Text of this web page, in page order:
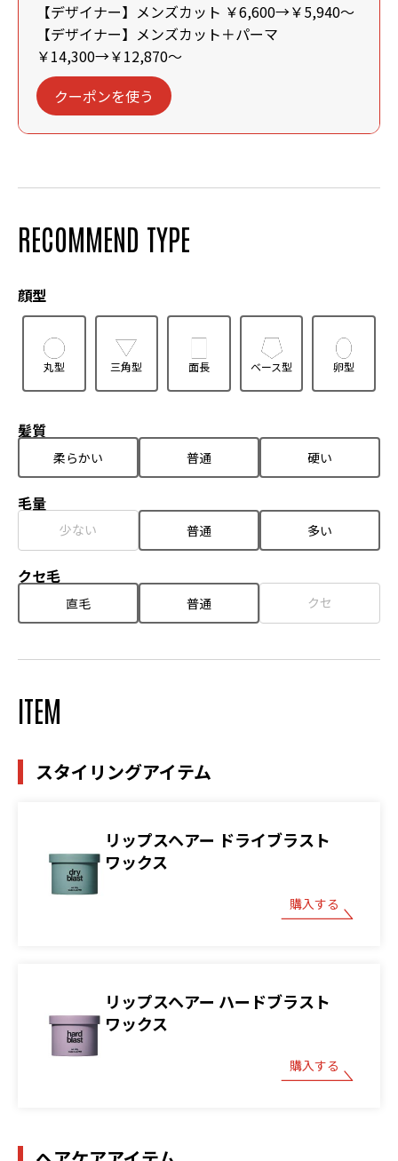
【デザイナー】メンズカット ￥6,600→￥5,940～
【デザイナー】メンズカット＋パーマ
￥14,300→￥12,870～
クーポンを使う
RECOMMEND TYPE
顔型
丸型 三角型 面長 ベース型 卵型
髪質
柔らかい 普通 硬い
毛量
少ない 普通 多い
クセ毛
直毛 普通 クセ
ITEM
スタイリングアイテム
リップスヘアー ドライブラスト
ワックス
購入する
リップスヘアー ハードブラスト
ワックス
購入する